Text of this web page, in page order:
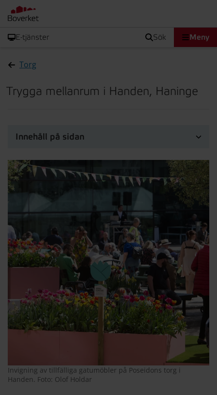
E-tjänster sök Meny
Torg
Trygga mellanrum i Handen, Haninge
Innehåll på sidan
Invigning av tillfälliga gatumöbler på Poseidons torg i
Handen. Foto: Olof Holdar